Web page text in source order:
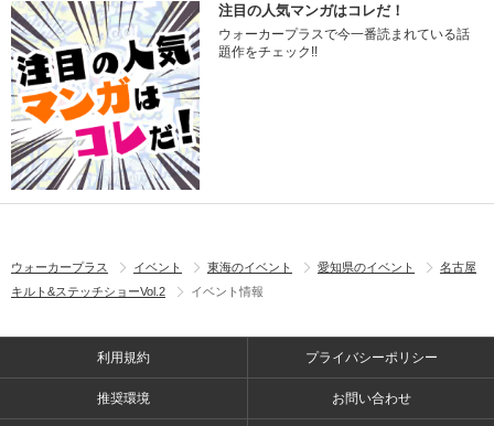
注目の人気マンガはコレだ！
ウォーカープラスで今一番読まれている話
題作をチェック!!
ウォーカープラス イベント 東海のイベント 愛知県のイベント
名古屋
キルト&ステッチショーVol.2
イベント情報
利用規約 プライバシーポリシー
推奨環境 お問い合わせ